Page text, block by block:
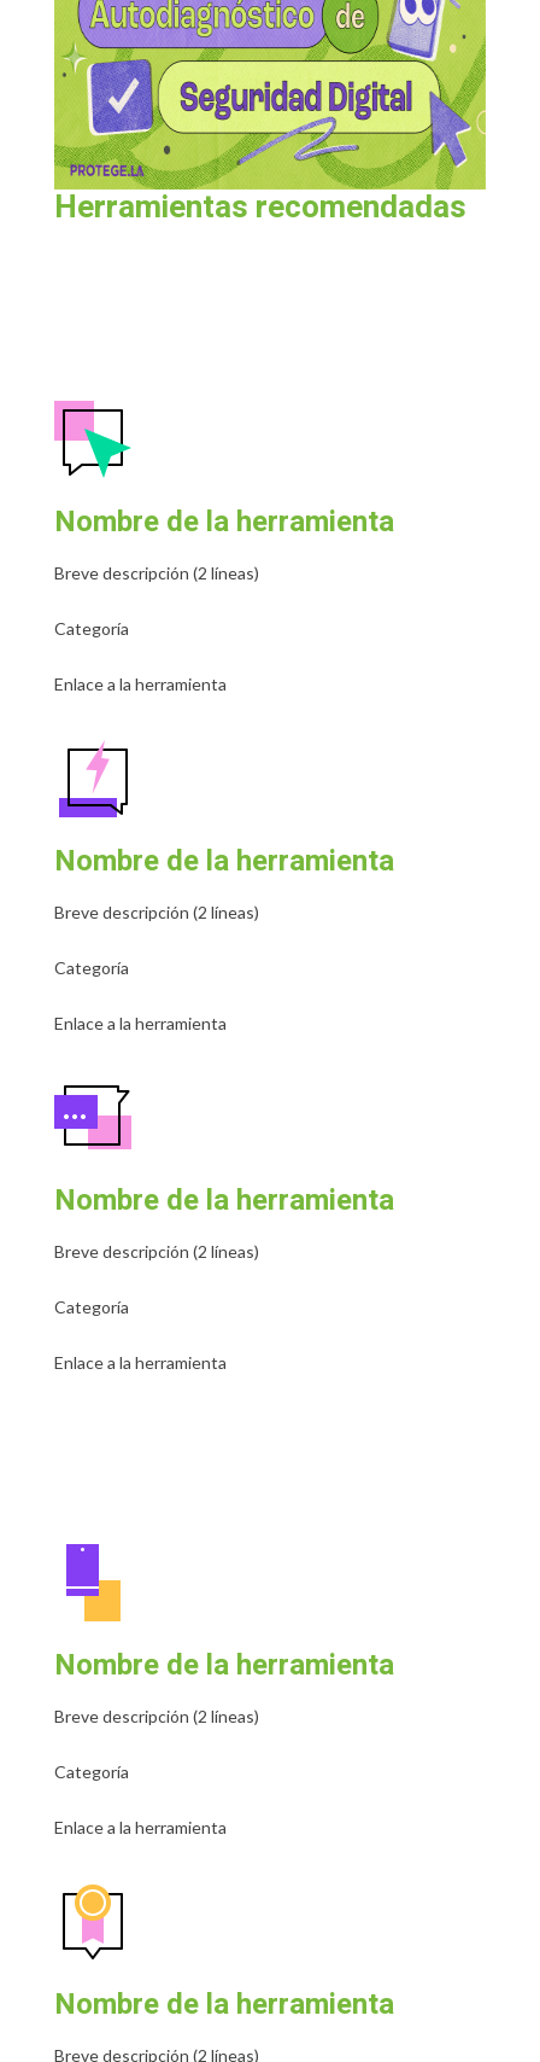
Herramientas recomendadas
Nombre de la herramienta
Breve descripción (2 líneas)
Categoría
Enlace a la herramienta
Nombre de la herramienta
Breve descripción (2 líneas)
Categoría
Enlace a la herramienta
Nombre de la herramienta
Breve descripción (2 líneas)
Categoría
Enlace a la herramienta
Nombre de la herramienta
Breve descripción (2 líneas)
Categoría
Enlace a la herramienta
Nombre de la herramienta
Breve descripción (2 líneas)